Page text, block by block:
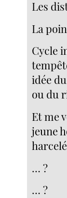
Les
La
Cycle
idée
ou du
Et me
jeune
… ?
… ?